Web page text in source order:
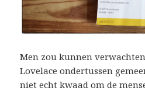
Men zou kunnen
Lovelace ondertussen
niet echt kwaad om de